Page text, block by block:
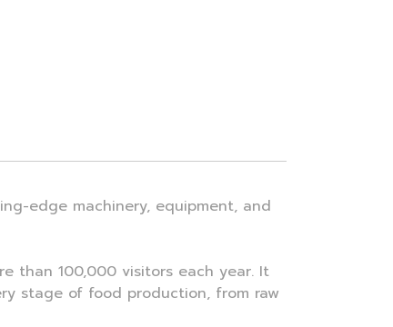
edge machinery, equipment, and
than 100,000 visitors each year. It
stage of food production, from raw